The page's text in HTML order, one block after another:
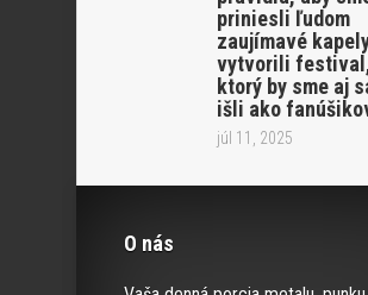
priniesli ľudom
zaujímavé
vytvorili
ktorý by sme aj
išli ako
júl 11, 2025
O nás